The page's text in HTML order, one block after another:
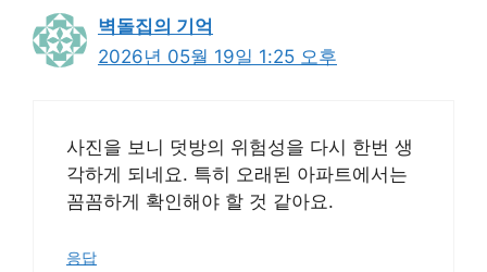
벽돌집의 기억
2026년 05월 19일 1:25 오후
사진을 보니 덧방의 위험성을 다시 한번 생
각하게 되네요. 특히 오래된 아파트에서는
꼼꼼하게 확인해야 할 것 같아요.
응답